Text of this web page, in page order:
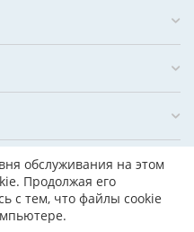
базеCS-Cart - Платформа для
обслуживания на этом
Продолжая его
с тем, что файлы cookie